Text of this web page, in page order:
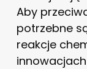
Aby
potrzebne
reakcje